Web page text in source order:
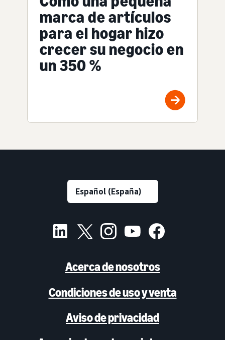
marca de artículos
para el hogar hizo
crecer su negocio en
un 350 %
Acerca de nosotros
Condiciones de uso y venta
Aviso de privacidad